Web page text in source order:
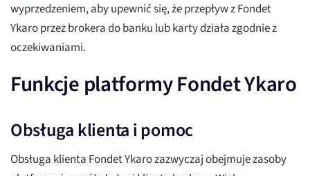
wyprzedzeniem, aby upewnić się, że przepływ z Fondet
Ykaro przez brokera do banku lub karty działa zgodnie z
oczekiwaniami.
Funkcje platformy Fondet Ykaro
Obsługa klienta i pomoc
Obsługa klienta Fondet Ykaro zazwyczaj obejmuje zasoby